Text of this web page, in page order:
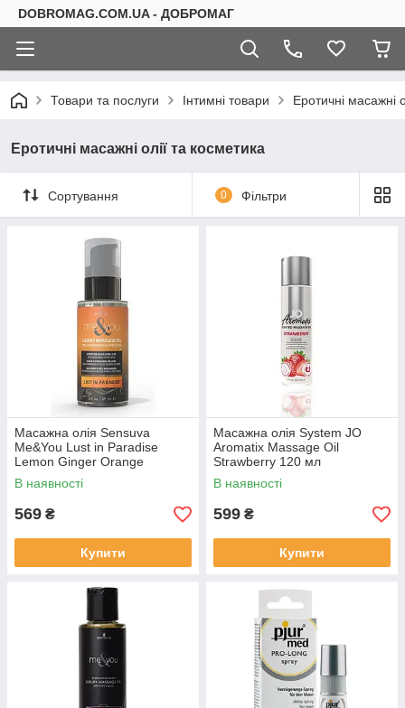
DOBROMAG.COM.UA - ДОБРОМАГ
Товари та послуги Інтимні товари Еротичні масажні
Еротичні масажні олії та косметика
Сортування 0 Фільтри
Масажна олія Sensuva
Me&You Lust in Paradise
Lemon Ginger Orange
Vanilla&Sugar 59 мл
В наявності
569 ₴
Купити
Масажна олія System JO
Aromatix Massage Oil
Strawberry 120 мл
В наявності
599 ₴
Купити